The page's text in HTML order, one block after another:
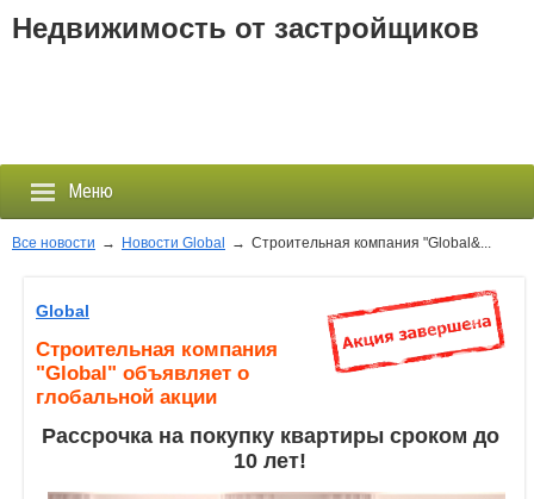
Недвижимость от застройщиков
Меню
Застройщики
Новостройки
Новости
Все новости → Новости Global → Строительная компания "Global&...
Global
Строительная компания
"Global" объявляет о
глобальной акции
Рассрочка на покупку квартиры сроком до
10 лет!